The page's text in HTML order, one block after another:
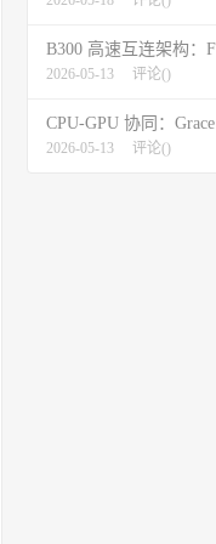
B300 高速互连架构：
2026-05-13 评论()
CPU-GPU 协同：
2026-05-13 评论()